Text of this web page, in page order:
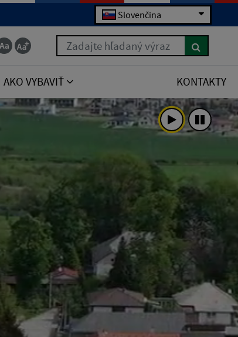
Slovenčina
Zadajte hľadaný výraz
AKO VYBAVIŤ KONTAKTY